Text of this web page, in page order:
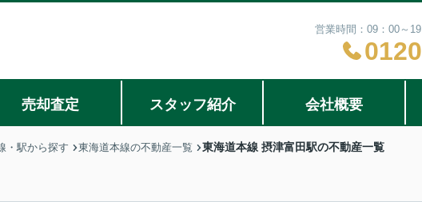
営業時間：09：00～
売却査定 スタッフ紹介 会社概要
・駅から探す 東海道本線の不動産一覧 東海道本線 摂津富田駅の不動産一覧